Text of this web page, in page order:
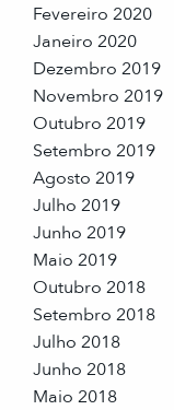
Fevereiro 2020
Janeiro 2020
Dezembro 2019
Novembro 2019
Outubro 2019
Setembro 2019
Agosto 2019
Julho 2019
Junho 2019
Maio 2019
Outubro 2018
Setembro 2018
Julho 2018
Junho 2018
Maio 2018